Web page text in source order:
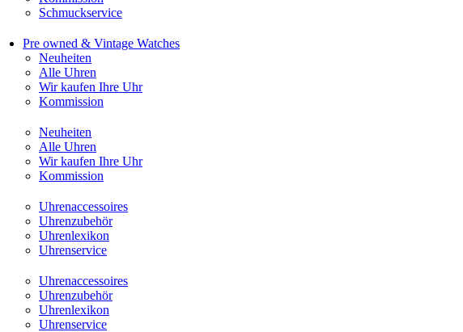
Schmuckservice
Pre owned & Vintage Watches
Neuheiten
Alle Uhren
Wir kaufen Ihre Uhr
Kommission
Neuheiten
Alle Uhren
Wir kaufen Ihre Uhr
Kommission
Uhrenaccessoires
Uhrenzubehör
Uhrenlexikon
Uhrenservice
Uhrenaccessoires
Uhrenzubehör
Uhrenlexikon
Uhrenservice